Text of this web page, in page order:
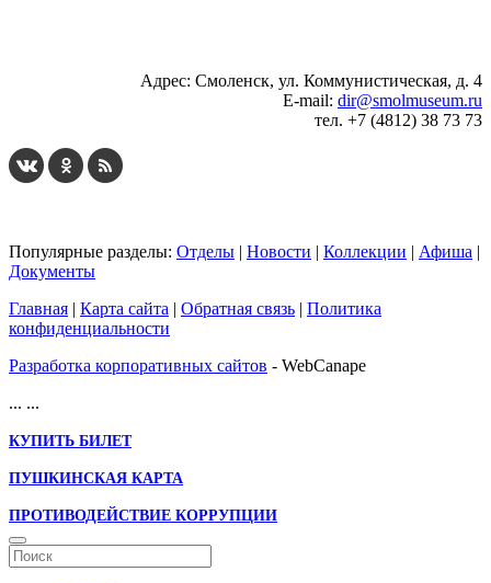
Адрес: Смоленск, ул. Коммунистическая, д. 4
E-mail: dir@smolmuseum.ru
тел. +7 (4812) 38 73 73
Популярные разделы: Отделы | Новости | Коллекции | Афиша |
Документы
Главная | Карта сайта | Обратная связь | Политика
конфиденциальности
Разработка корпоративных сайтов - WebCanape
... ...
КУПИТЬ БИЛЕТ
ПУШКИНСКАЯ КАРТА
ПРОТИВОДЕЙСТВИЕ КОРРУПЦИИ